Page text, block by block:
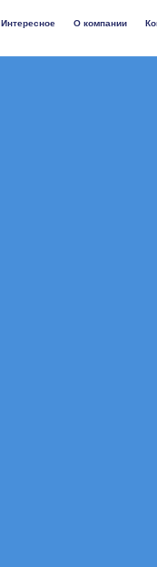
Интересное О компании